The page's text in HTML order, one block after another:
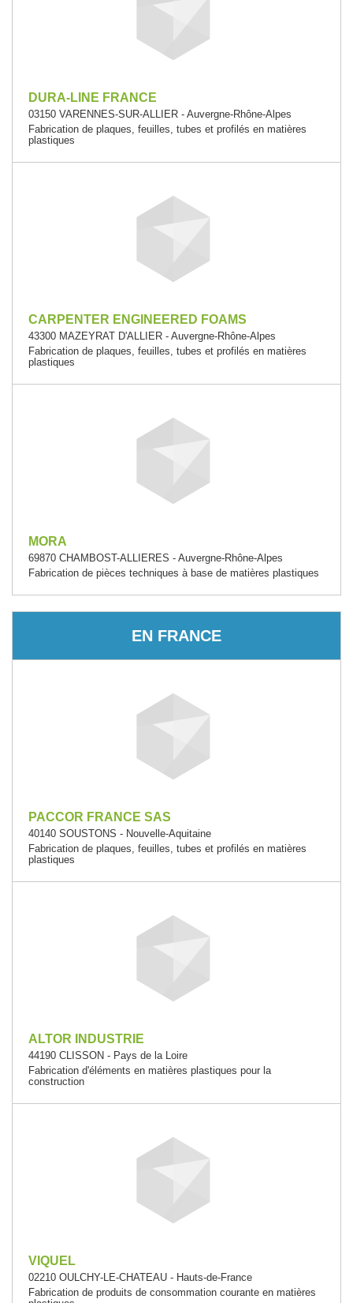
DURA-LINE FRANCE
03150 VARENNES-SUR-ALLIER - Auvergne-Rhône-Alpes
Fabrication de plaques, feuilles, tubes et profilés en matières
plastiques
CARPENTER ENGINEERED FOAMS
43300 MAZEYRAT D'ALLIER - Auvergne-Rhône-Alpes
Fabrication de plaques, feuilles, tubes et profilés en matières
plastiques
MORA
69870 CHAMBOST-ALLIERES - Auvergne-Rhône-Alpes
Fabrication de pièces techniques à base de matières plastiques
EN FRANCE
PACCOR FRANCE SAS
40140 SOUSTONS - Nouvelle-Aquitaine
Fabrication de plaques, feuilles, tubes et profilés en matières
plastiques
ALTOR INDUSTRIE
44190 CLISSON - Pays de la Loire
Fabrication d'éléments en matières plastiques pour la
construction
VIQUEL
02210 OULCHY-LE-CHATEAU - Hauts-de-France
Fabrication de produits de consommation courante en matières